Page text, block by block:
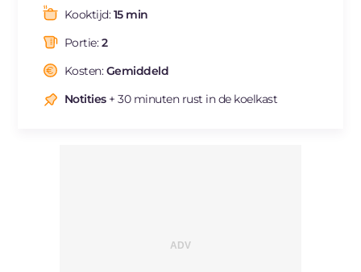
Kooktijd:15 min
Portie:2
Kosten:Gemiddeld
Notities+ 30 minuten rust in de koelkast